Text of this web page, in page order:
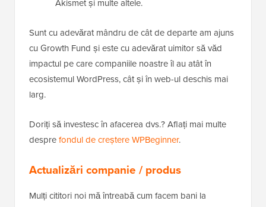
Akismet și multe altele.
Sunt cu adevărat mândru de cât de departe am ajuns
cu Growth Fund și este cu adevărat uimitor să văd
impactul pe care companiile noastre îl au atât în
ecosistemul WordPress, cât și în web-ul deschis mai
larg.
Doriți să investesc în afacerea dvs.? Aflați mai multe
desprefondul de creștere WPBeginner.
Actualizări companie / produs
Mulți cititori noi mă întreabă cum facem bani la